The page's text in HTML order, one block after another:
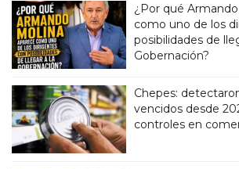
¿Por qué
como uno de los
posibilidades de
Gobernación?
Chepes:
vencidos desde
controles en